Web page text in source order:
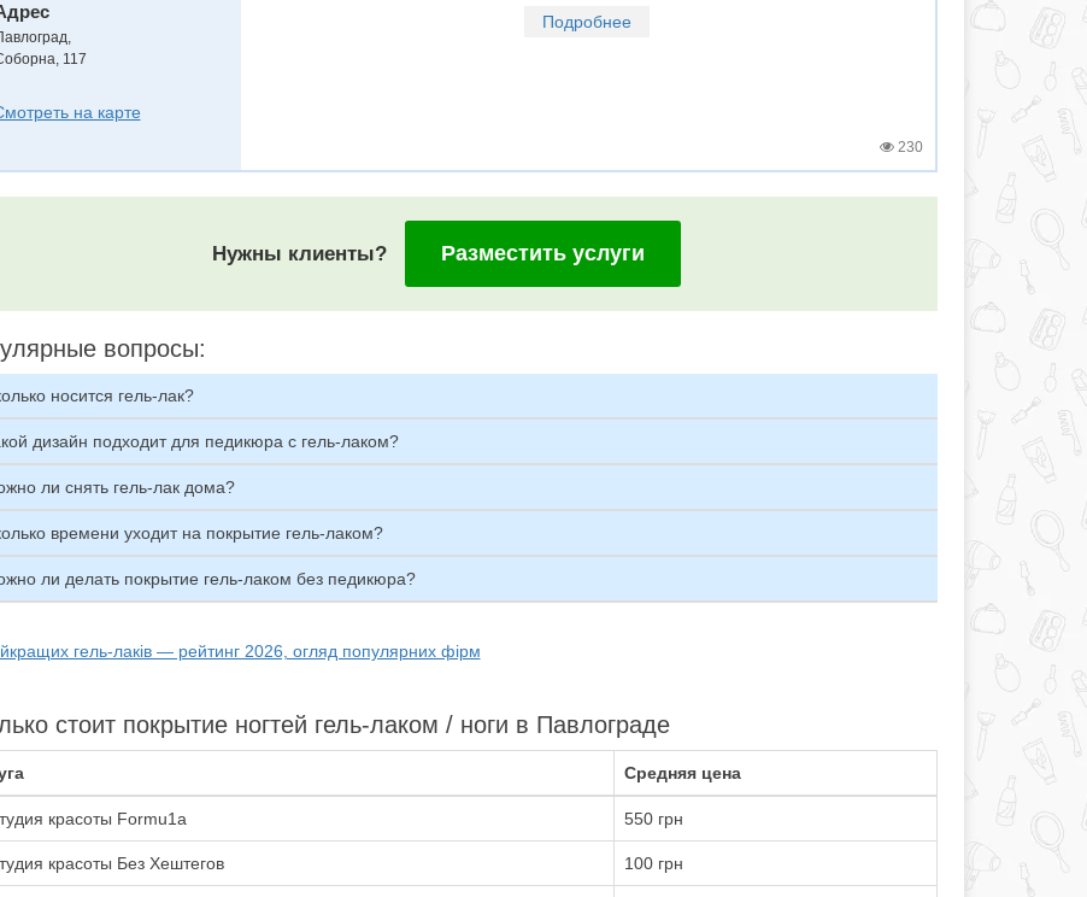
,
117
на карте
Подробнее
230
Нужны клиенты? Разместить услуги
вопросы:
носится гель-лак?
дизайн подходит для педикюра с гель-лаком?
ли снять гель-лак дома?
времени уходит на покрытие гель-лаком?
ли делать покрытие гель-лаком без педикюра?
гель-лаків — рейтинг 2026, огляд популярних фірм
стоит покрытие ногтей гель-лаком / ноги в Павлограде
Средняя цена
красоты Formu1a 550 грн
красоты Без Хештегов 100 грн